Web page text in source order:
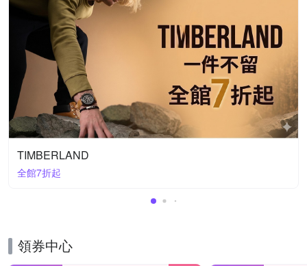
TIMBERLAND
全館7折起
領券中心